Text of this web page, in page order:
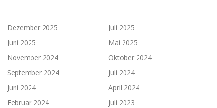
Dezember 2025
Juli 2025
Juni 2025
Mai 2025
November 2024
Oktober 2024
September 2024
Juli 2024
Juni 2024
April 2024
Februar 2024
Juli 2023